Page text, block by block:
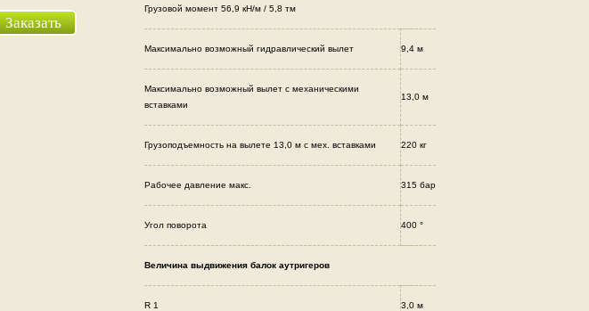
Заказать
Грузовой момент 56,9 кН/м / 5,8 тм
Максимально возможный гидравлический вылет 9,4 м
Максимально возможный вылет с механическими
вставками
13,0 м
Грузоподъемность на вылете 13,0 м с мех. вставками 220 кг
Рабочее давление макс. 315 бар
Угол поворота 400 °
Величина выдвижения балок аутригеров
R 1 3,0 м